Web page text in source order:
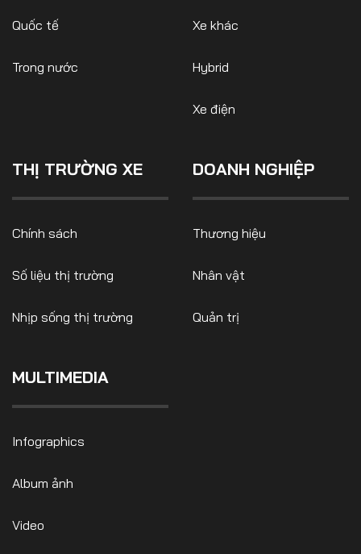
Quốc tế
Trong nước
Xe khác
Hybrid
Xe điện
THỊ TRƯỜNG XE
Chính sách
Số liệu thị trường
Nhịp sống thị trường
DOANH NGHIỆP
Thương hiệu
Nhân vật
Quản trị
MULTIMEDIA
Infographics
Album ảnh
Video